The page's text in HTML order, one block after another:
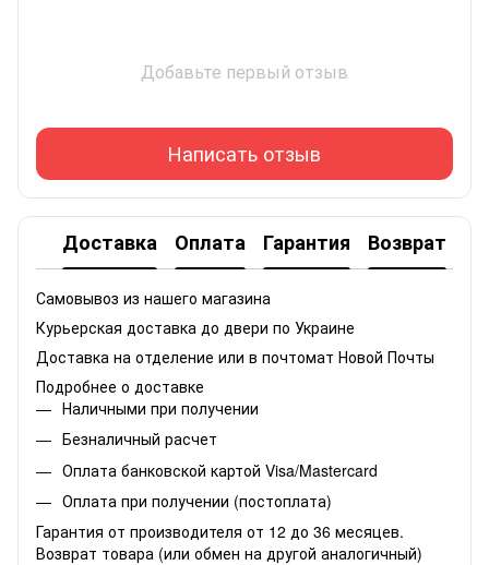
Добавьте первый отзыв
Написать отзыв
Доставка Оплата Гарантия Возврат
Самовывоз из нашего магазина
Курьерская доставка до двери по Украине
Доставка на отделение или в почтомат Новой Почты
Подробнее о доставке
Наличными при получении
Безналичный расчет
Оплата банковской картой Visa/Mastercard
Оплата при получении (постоплата)
Гарантия от производителя от 12 до 36 месяцев.
Возврат товара (или обмен на другой аналогичный)